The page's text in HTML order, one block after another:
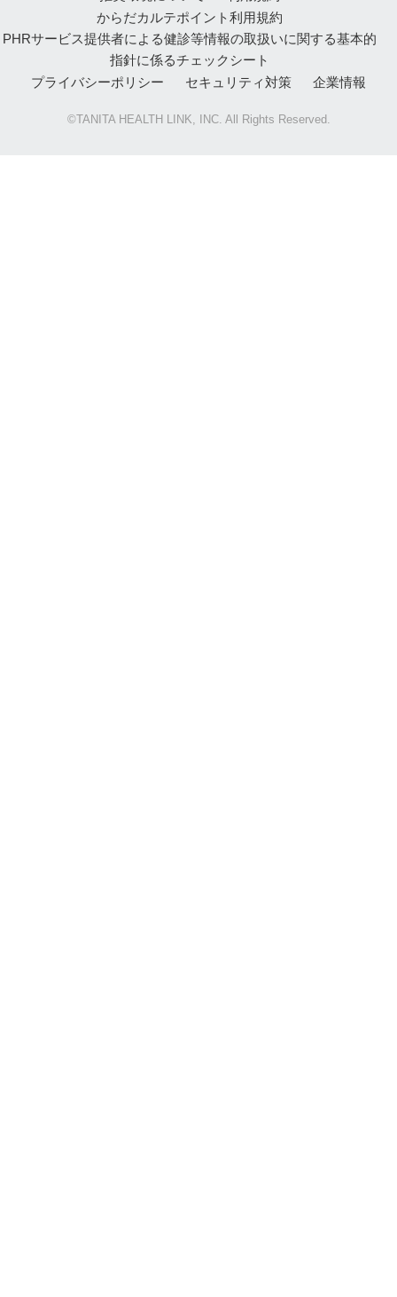
からだカルテポイント利用規約
PHRサービス提供者による健診等情報の取扱いに関する基本的
指針に係るチェックシート
プライバシーポリシー
セキュリティ対策 企業情報
©TANITA HEALTH LINK, INC. All Rights Reserved.